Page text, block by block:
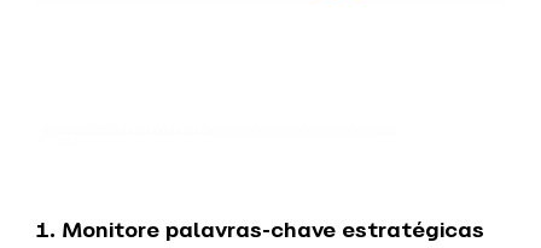
1. Monitore palavras-chave estratégicas